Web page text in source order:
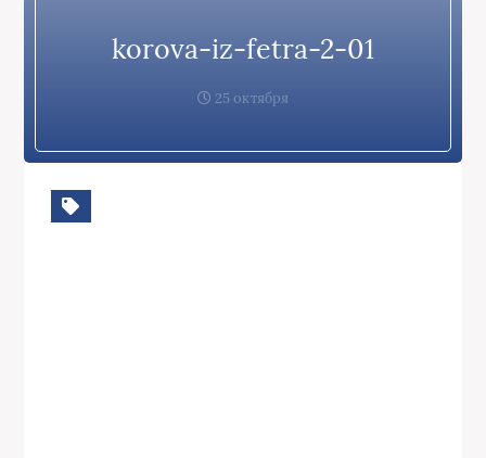
korova-iz-fetra-2-01
25 октября